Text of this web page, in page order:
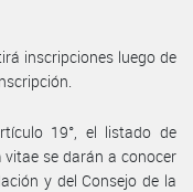
inscripciones luego de
19°, el listado de
se darán a conocer
y del Consejo de la